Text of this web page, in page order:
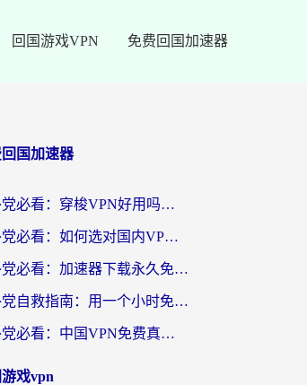
回国游戏VPN 免费回国加速器
国加速器
海外党必看：穿梭VPN好用吗？和云帆VPN对比哪个回国效果更好？附真实测评+避坑指南
海外党必看：如何选对国内VPN，实现无缝访问国内资源？
海外党必看：加速器下载永久免费版真的存在吗？教你无缝访问国内资源的正确姿势
海外党自救指南：用一个小时免费加速器，轻松打破国内资源访问壁垒？
海外党必看：中国VPN免费真的靠谱吗？手把手教你选对回国加速器
游戏vpn